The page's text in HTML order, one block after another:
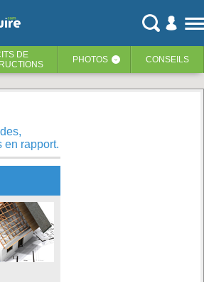
DE
PHOTOS ‹ CONSEILS
en rapport.